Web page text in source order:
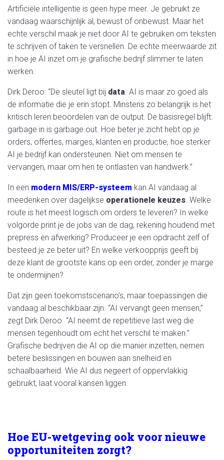
Artificiële intelligentie is geen hype meer. Je gebruikt ze
vandaag waarschijnlijk al, bewust of onbewust. Maar het
echte verschil maak je niet door AI te gebruiken om teksten
te schrijven of taken te versnellen. De echte meerwaarde zit
in hoe je AI inzet om je grafische bedrijf slimmer te laten
werken.
Dirk Deroo: “De sleutel ligt bij data. AI is maar zo goed als
de informatie die je erin stopt. Minstens zo belangrijk is het
kritisch leren beoordelen van de output. De basisregel blijft:
garbage in is garbage out. Hoe beter je zicht hebt op je
orders, offertes, marges, klanten en productie, hoe sterker
AI je bedrijf kan ondersteunen. Niet om mensen te
vervangen, maar om hen te ontlasten van handwerk.”
In een modern MIS/ERP-systeem kan AI vandaag al
meedenken over dagelijkse operationele keuzes. Welke
route is het meest logisch om orders te leveren? In welke
volgorde print je de jobs van de dag, rekening houdend met
prepress en afwerking? Produceer je een opdracht zelf of
besteed je ze beter uit? En welke verkoopprijs geeft bij
deze klant de grootste kans op een order, zonder je marge
te ondermijnen?
Dat zijn geen toekomstscenario’s, maar toepassingen die
vandaag al beschikbaar zijn. “AI vervangt geen mensen,”
zegt Dirk Deroo. “AI neemt de repetitieve last weg die
mensen tegenhoudt om echt het verschil te maken.”
Grafische bedrijven die AI op die manier inzetten, nemen
betere beslissingen en bouwen aan snelheid en
schaalbaarheid. Wie AI dus negeert of oppervlakkig
gebruikt, laat vooral kansen liggen.
Hoe EU-wetgeving ook voor nieuwe
opportuniteiten zorgt?